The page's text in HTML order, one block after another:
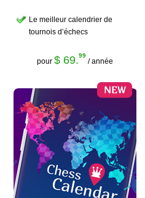
Le meilleur calendrier de
tournois d’échecs
pour $ 69.99
/ année